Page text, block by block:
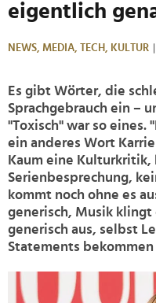
eigentlich
NEWS, MEDIA, TECH, KULTUR
Es gibt Wörter, die
Sprachgebrauch ein –
"Toxisch" war so eines.
ein anderes Wort
Kaum eine Kulturkritik,
Serienbesprechung,
kommt noch ohne es
generisch, Musik klingt
generisch aus, selbst
Statements